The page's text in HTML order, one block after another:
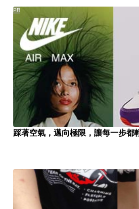
踩著空氣，邁向極限，讓每一步都
PR